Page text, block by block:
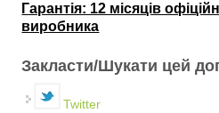
Гарантія: 12 місяців
виробника
Закласти/Шукати цей
Twitter